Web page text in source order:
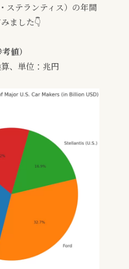
ステランティス）の年間
ました👇
値）
、単位：兆円